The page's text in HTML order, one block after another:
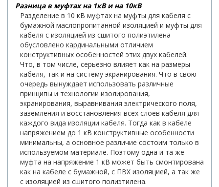
Разница в муфтах на 1кВ и на 10кВ
Разделение в 10 кВ муфтах на муфты для кабеля с
бумажной маслопропитанной изоляцией и муфты для
кабеля с изоляцией из сшитого полиэтилена
обусловлено кардинальными отличием
конструктивных особенностей этих двух кабелей.
Что, в том числе, серьезно влияет как на размеры
кабеля, так и на систему экранирования. Что в свою
очередь вынуждает использовать различные
принципы и технологии изолирования,
экранирования, выравнивания электрического поля,
заземления и восстановления всех слоев кабеля для
каждого вида изоляции кабеля. Тогда как в кабеле
напряжением до 1 кВ конструктивные особенности
минимальны, а основное различие состоим только в
используемом материале. Поэтому одна и та же
муфта на напряжение 1 кВ может быть смонтирована
как на кабеле с бумажной, с ПВХ изоляцией, а так же
с изоляцией из сшитого полиэтилена.